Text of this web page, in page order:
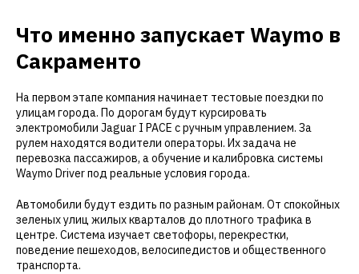
Что именно запускает Waymo в
Сакраменто
На первом этапе компания начинает тестовые поездки по
улицам города. По дорогам будут курсировать
электромобили Jaguar I PACE с ручным управлением. За
рулем находятся водители операторы. Их задача не
перевозка пассажиров, а обучение и калибровка системы
Waymo Driver под реальные условия города.
Автомобили будут ездить по разным районам. От спокойных
зеленых улиц жилых кварталов до плотного трафика в
центре. Система изучает светофоры, перекрестки,
поведение пешеходов, велосипедистов и общественного
транспорта.